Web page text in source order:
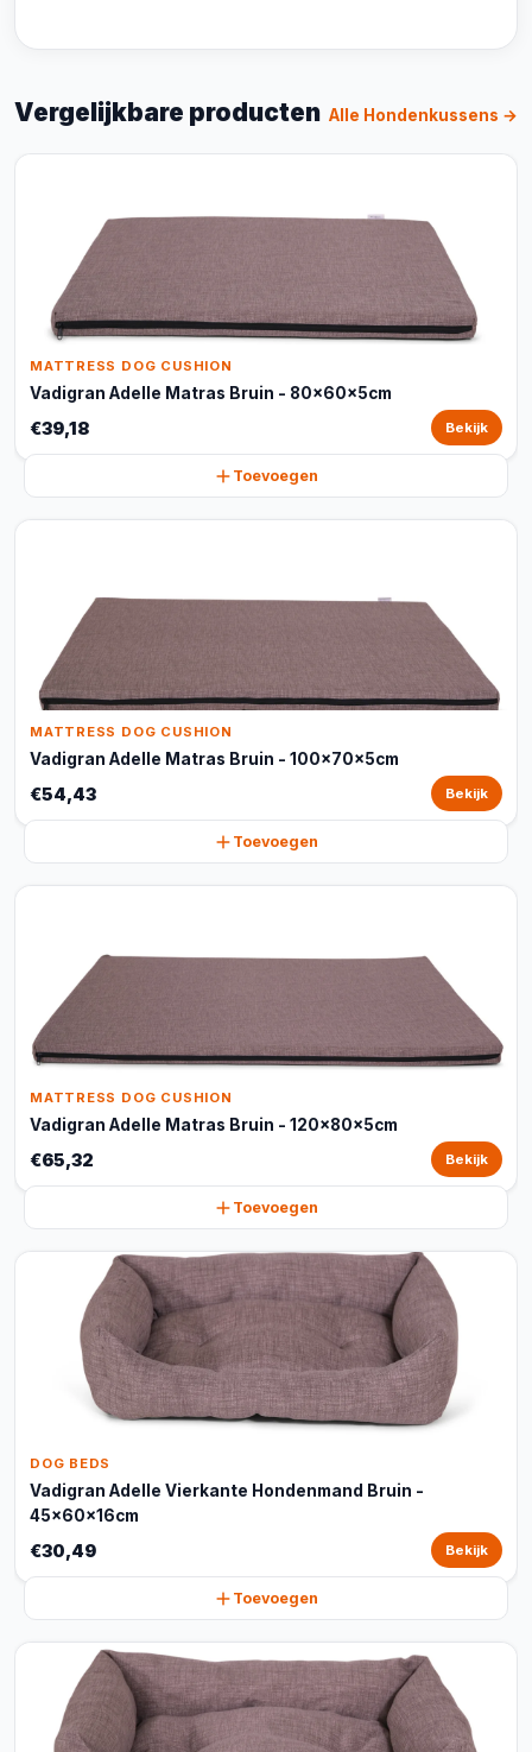
Vergelijkbare producten Alle Hondenkussens →
MATTRESS DOG CUSHION
Vadigran Adelle Matras Bruin - 80x60x5cm
€39,18 Bekijk
Toevoegen
MATTRESS DOG CUSHION
Vadigran Adelle Matras Bruin - 100x70x5cm
€54,43 Bekijk
Toevoegen
MATTRESS DOG CUSHION
Vadigran Adelle Matras Bruin - 120x80x5cm
€65,32 Bekijk
Toevoegen
DOG BEDS
Vadigran Adelle Vierkante Hondenmand Bruin -
45x60x16cm
€30,49 Bekijk
Toevoegen